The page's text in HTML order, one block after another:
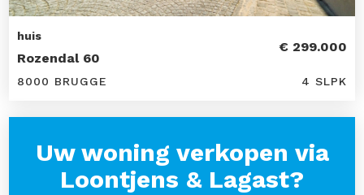
huis
Rozendal 60
€ 299.000
8000 BRUGGE 4 SLPK
Uw woning verkopen via
Loontjens & Lagast?